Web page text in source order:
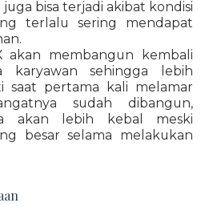
bisa terjadi akibat kondisi
terlalu sering mendapat
akan membangun kembali
karyawan sehingga lebih
saat pertama kali melamar
sudah dibangun,
akan lebih kebal meski
besar selama melakukan